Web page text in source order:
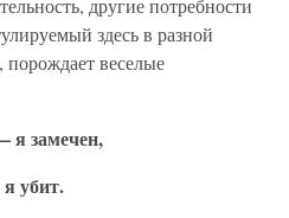
другие потребности
здесь в разной
порождает веселые
я замечен,
убит.